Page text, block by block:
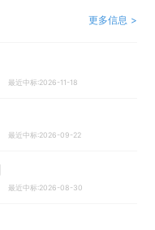
更多信息 >
最近中标:2026-11-18
最近中标:2026-09-22
最近中标:2026-08-30